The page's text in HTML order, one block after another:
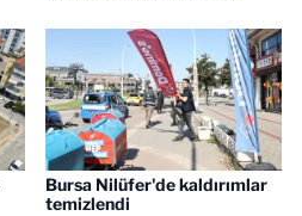
Bursa Nilüfer'de kaldırımlar
temizlendi